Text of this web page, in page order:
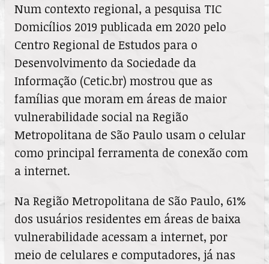
Num contexto regional, a pesquisa TIC
Domicílios 2019 publicada em 2020 pelo
Centro Regional de Estudos para o
Desenvolvimento da Sociedade da
Informação (Cetic.br) mostrou que as
famílias que moram em áreas de maior
vulnerabilidade social na Região
Metropolitana de São Paulo usam o celular
como principal ferramenta de conexão com
a internet.
Na Região Metropolitana de São Paulo, 61%
dos usuários residentes em áreas de baixa
vulnerabilidade acessam a internet, por
meio de celulares e computadores, já nas